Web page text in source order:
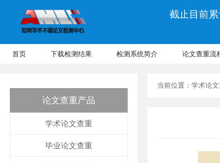
截止目前
首页 下载检测结果 检测系统简介 论文查重流
论文查重产品
学术论文查重
毕业论文查重
当前位置： 学术论